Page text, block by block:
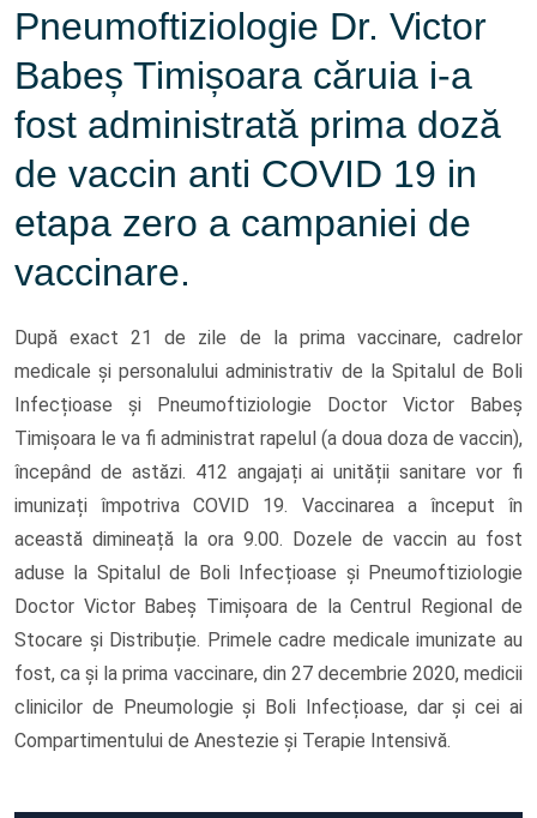
Pneumoftiziologie Dr. Victor
Babeș Timișoara căruia i-a
fost administrată prima doză
de vaccin anti COVID 19 in
etapa zero a campaniei de
vaccinare.
După exact 21 de zile de la prima vaccinare, cadrelor
medicale și personalului administrativ de la Spitalul de Boli
Infecțioase și Pneumoftiziologie Doctor Victor Babeș
Timișoara le va fi administrat rapelul (a doua doza de vaccin),
începând de astăzi. 412 angajați ai unității sanitare vor fi
imunizați împotriva COVID 19. Vaccinarea a început în
această dimineață la ora 9.00. Dozele de vaccin au fost
aduse la Spitalul de Boli Infecțioase și Pneumoftiziologie
Doctor Victor Babeș Timișoara de la Centrul Regional de
Stocare și Distribuție. Primele cadre medicale imunizate au
fost, ca și la prima vaccinare, din 27 decembrie 2020, medicii
clinicilor de Pneumologie și Boli Infecțioase, dar și cei ai
Compartimentului de Anestezie și Terapie Intensivă.